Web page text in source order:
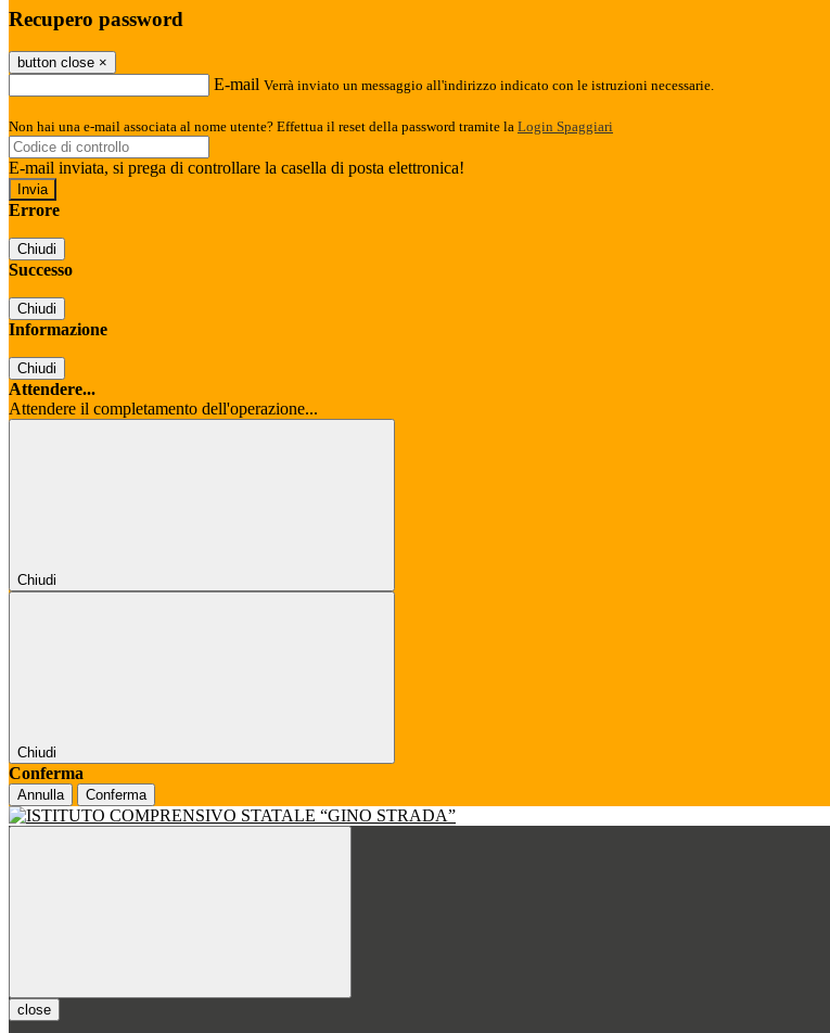
Recupero password
button close ×
E-mail Verrà inviato un messaggio all'indirizzo indicato con le istruzioni necessarie.
Non hai una e-mail associata al nome utente? Effettua il reset della password tramite la Login Spaggiari
E-mail inviata, si prega di controllare la casella di posta elettronica!
Errore
Chiudi
Successo
Chiudi
Informazione
Chiudi
Attendere...
Attendere il completamento dell'operazione...
Chiudi
Chiudi
Conferma
Annulla Conferma
close